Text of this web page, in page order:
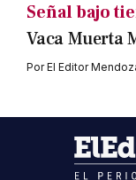
Señal bajo
Vaca Muerta
PorEl Editor